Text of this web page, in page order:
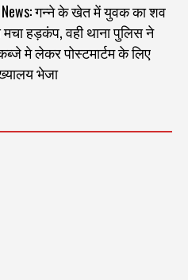
गन्ने के खेत में युवक का शव
हड़कंप, वही थाना पुलिस ने
मे लेकर पोस्टमार्टम के लिए
भेजा